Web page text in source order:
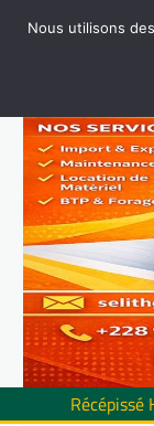
Nous utilisons